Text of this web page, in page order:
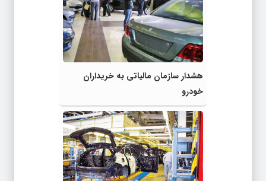
هشدار سازمان مالیاتی به خریداران
خودرو